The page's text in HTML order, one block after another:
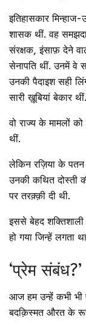
इतिहासकार
शासक थीं. वह
संरक्षक, इंसाफ़ देने
सेनापति थीं. उनमें वे
उनकी पैदाइश सही
सारी ख़ूबियां बेकार
वो राज्य के मामलों
थीं.
लेकिन रज़िया के पतन
उनकी कथित दोस्ती
पर तरक़्क़ी दी थी.
इससे बेहद शक्तिशाली
हो गया जिन्हें लगता
‘प्रेम संबंध?’
आज हम उन्हें कभी
बदक़िस्मत औरत के